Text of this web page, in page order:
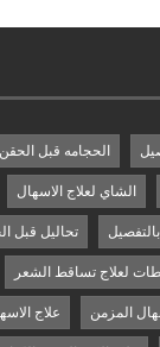
الحجامه قبل
الشاي لعلاج الاسهال
تحاليل قبل
لعلاج تساقط الشعر
المزمن علاج